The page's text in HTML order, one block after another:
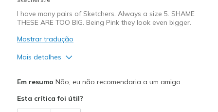
I have many pairs of Sketchers. Always a size 5. SHAME
THESE ARE TOO BIG. Being Pink they look even bigger.
Mostrar tradução
Mais detalhes
Breathe Well
Em resumo Não, eu não recomendaria a um amigo
Esta crítica foi útil?